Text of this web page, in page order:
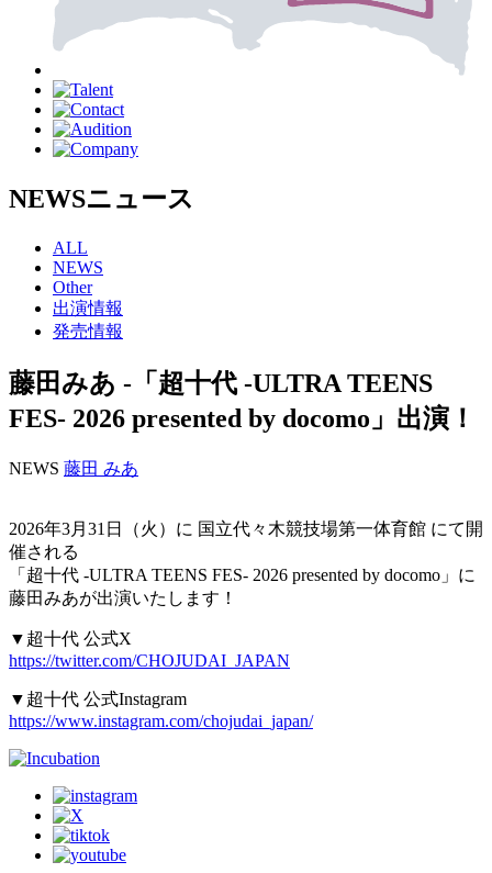
NEWSニュース
ALL
NEWS
Other
出演情報
発売情報
藤田みあ -「超十代 -ULTRA TEENS
FES- 2026 presented by docomo」出演！
NEWS 藤田 みあ
2026年3月31日（火）に 国立代々木競技場第一体育館 にて開
催される
「超十代 -ULTRA TEENS FES- 2026 presented by docomo」に
藤田みあが出演いたします！
▼超十代 公式X
https://twitter.com/CHOJUDAI_JAPAN
▼超十代 公式Instagram
https://www.instagram.com/chojudai_japan/